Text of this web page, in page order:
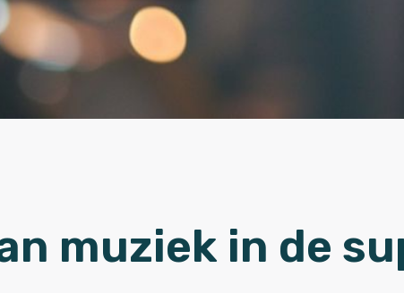
muziek in de